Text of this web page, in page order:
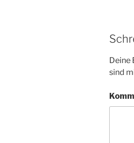
Deine
sind